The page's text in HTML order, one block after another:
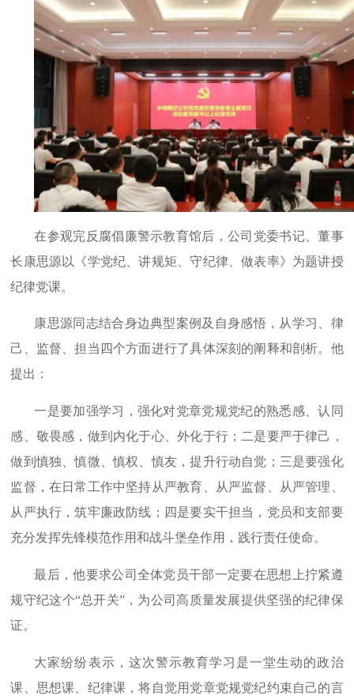
在参观完反腐倡廉警示教育馆后，公司党委书记、董事
长康思源以《学党纪、讲规矩、守纪律、做表率》为题讲授
纪律党课。
康思源同志结合身边典型案例及自身感悟，从学习、律
己、监督、担当四个方面进行了具体深刻的阐释和剖析。他
提出：
一是要加强学习，强化对党章党规党纪的熟悉感、认同
感、敬畏感，做到内化于心、外化于行；二是要严于律己，
做到慎独、慎微、慎权、慎友，提升行动自觉；三是要强化
监督，在日常工作中坚持从严教育、从严监督、从严管理、
从严执行，筑牢廉政防线；四是要实干担当，党员和支部要
充分发挥先锋模范作用和战斗堡垒作用，践行责任使命。
最后，他要求公司全体党员干部一定要在思想上拧紧遵
规守纪这个“总开关”，为公司高质量发展提供坚强的纪律保
证。
大家纷纷表示，这次警示教育学习是一堂生动的政治
课、思想课、纪律课，将自觉用党章党规党纪约束自己的言